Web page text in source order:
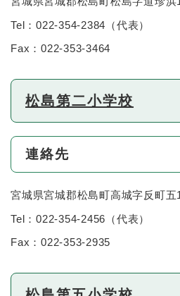
Tel：022-354-2384 （代表）
Fax：022-353-3464
松島第二小学校
連絡先
宮城県宮城郡松島町高城字反町五
Tel：022-354-2456 （代表）
Fax：022-353-2935